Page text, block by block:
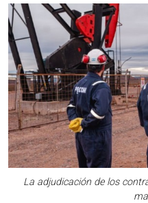
La adjudicación de los